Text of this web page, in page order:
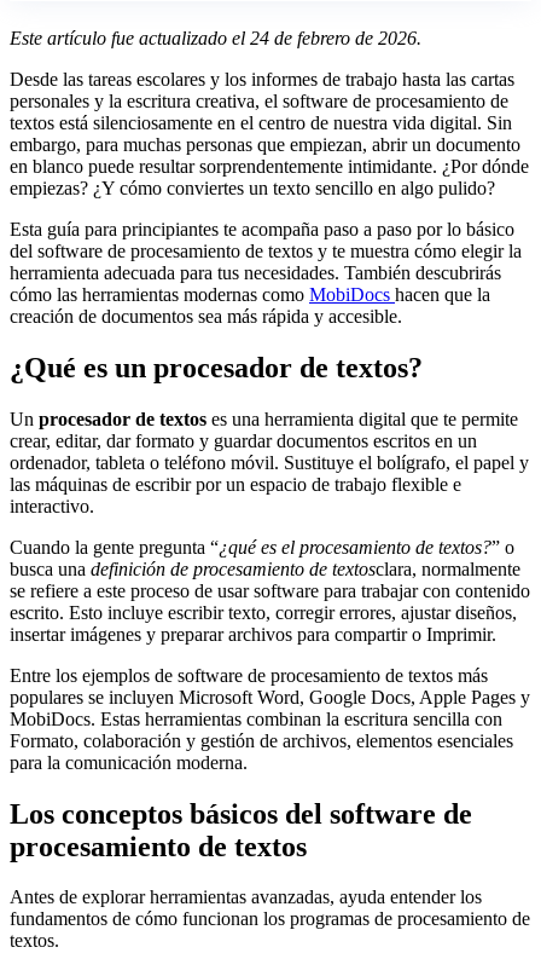
Este artículo fue actualizado el 24 de febrero de 2026.
Desde las tareas escolares y los informes de trabajo hasta las cartas
personales y la escritura creativa, el software de procesamiento de
textos está silenciosamente en el centro de nuestra vida digital. Sin
embargo, para muchas personas que empiezan, abrir un documento
en blanco puede resultar sorprendentemente intimidante. ¿Por dónde
empiezas? ¿Y cómo conviertes un texto sencillo en algo pulido?
Esta guía para principiantes te acompaña paso a paso por lo básico
del software de procesamiento de textos y te muestra cómo elegir la
herramienta adecuada para tus necesidades. También descubrirás
cómo las herramientas modernas como MobiDocs hacen que la
creación de documentos sea más rápida y accesible.
¿Qué es un procesador de textos?
Un procesador de textos es una herramienta digital que te permite
crear, editar, dar formato y guardar documentos escritos en un
ordenador, tableta o teléfono móvil. Sustituye el bolígrafo, el papel y
las máquinas de escribir por un espacio de trabajo flexible e
interactivo.
Cuando la gente pregunta “¿qué es el procesamiento de textos?” o
busca una definición de procesamiento de textosclara, normalmente
se refiere a este proceso de usar software para trabajar con contenido
escrito. Esto incluye escribir texto, corregir errores, ajustar diseños,
insertar imágenes y preparar archivos para compartir o Imprimir.
Entre los ejemplos de software de procesamiento de textos más
populares se incluyen Microsoft Word, Google Docs, Apple Pages y
MobiDocs. Estas herramientas combinan la escritura sencilla con
Formato, colaboración y gestión de archivos, elementos esenciales
para la comunicación moderna.
Los conceptos básicos del software de
procesamiento de textos
Antes de explorar herramientas avanzadas, ayuda entender los
fundamentos de cómo funcionan los programas de procesamiento de
textos.